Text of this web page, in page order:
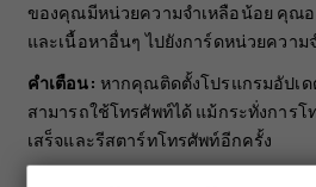
ของคุณมีหน่วยความจำเหลือน้อย คุณอ
และเนื้อหาอื่นๆ ไปยังการ์ดหน่วยความ
คำเตือน: หากคุณติดตั้งโปรแกรมอัปเ
สามารถใช้โทรศัพท์ได้ แม้กระทั่งการ
เสร็จและรีสตาร์ทโทรศัพท์อีกครั้ง